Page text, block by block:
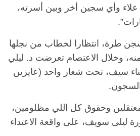
علاء وأي سجين أخر وبين أسرته،
طرة، انتظارا لخطاب من نجلها
و3 أسابيع من آخر خطاب منه، وخلال الاعتصام تعرضت د. ليلي
سيف، تحت شعار واحد (عايزين
السجون.
وحقوق كل اللي مظلومين،
ليلى سويف، على واقعة الاعتداء
مصر ناس وناس
على مائدة الإفطار.. يحيى
فارس مقاومة
الذي دافع عن المال العام